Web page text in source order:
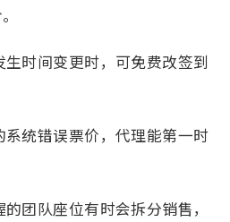
时间变更时，可免费改签到
统错误票价，代理能第一时
团队座位有时会拆分销售，